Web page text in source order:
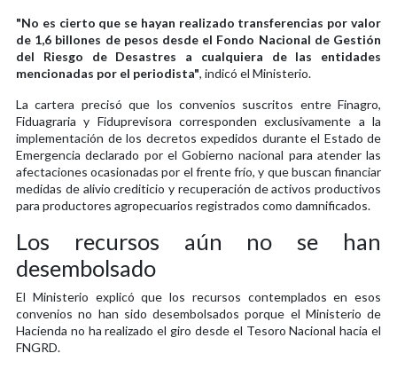
"No es cierto que se hayan realizado transferencias por valor
de 1,6 billones de pesos desde el Fondo Nacional de Gestión
del Riesgo de Desastres a cualquiera de las entidades
mencionadas por el periodista", indicó el Ministerio.
La cartera precisó que los convenios suscritos entre Finagro,
Fiduagraria y Fiduprevisora corresponden exclusivamente a la
implementación de los decretos expedidos durante el Estado de
Emergencia declarado por el Gobierno nacional para atender las
afectaciones ocasionadas por el frente frío, y que buscan financiar
medidas de alivio crediticio y recuperación de activos productivos
para productores agropecuarios registrados como damnificados.
Los recursos aún no se han
desembolsado
El Ministerio explicó que los recursos contemplados en esos
convenios no han sido desembolsados porque el Ministerio de
Hacienda no ha realizado el giro desde el Tesoro Nacional hacia el
FNGRD.